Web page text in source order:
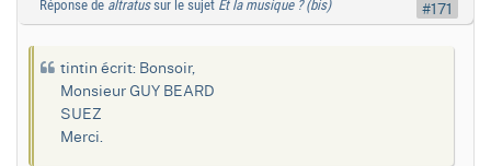
Réponse de altratussur le sujet Et la musique ? (bis)
tintin écrit: Bonsoir,
Monsieur GUY BEARD
SUEZ
Merci.
#171